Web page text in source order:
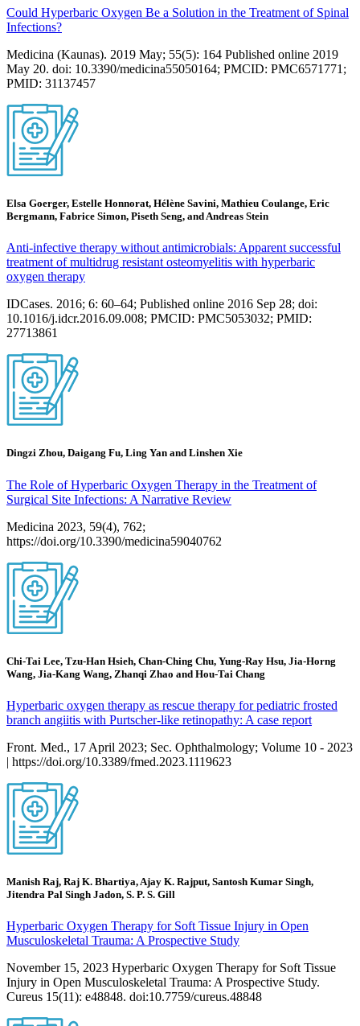
Could Hyperbaric Oxygen Be a Solution in the Treatment of Spinal
Infections?
Medicina (Kaunas). 2019 May; 55(5): 164 Published online 2019
May 20. doi: 10.3390/medicina55050164; PMCID: PMC6571771;
PMID: 31137457
Elsa Goerger, Estelle Honnorat, Hélène Savini, Mathieu Coulange, Eric
Bergmann, Fabrice Simon, Piseth Seng, and Andreas Stein
Anti-infective therapy without antimicrobials: Apparent successful
treatment of multidrug resistant osteomyelitis with hyperbaric
oxygen therapy
IDCases. 2016; 6: 60–64; Published online 2016 Sep 28; doi:
10.1016/j.idcr.2016.09.008; PMCID: PMC5053032; PMID:
27713861
Dingzi Zhou, Daigang Fu, Ling Yan and Linshen Xie
The Role of Hyperbaric Oxygen Therapy in the Treatment of
Surgical Site Infections: A Narrative Review
Medicina 2023, 59(4), 762;
https://doi.org/10.3390/medicina59040762
Chi-Tai Lee, Tzu-Han Hsieh, Chan-Ching Chu, Yung-Ray Hsu, Jia-Horng
Wang, Jia-Kang Wang, Zhanqi Zhao and Hou-Tai Chang
Hyperbaric oxygen therapy as rescue therapy for pediatric frosted
branch angiitis with Purtscher-like retinopathy: A case report
Front. Med., 17 April 2023; Sec. Ophthalmology; Volume 10 - 2023
| https://doi.org/10.3389/fmed.2023.1119623
Manish Raj, Raj K. Bhartiya, Ajay K. Rajput, Santosh Kumar Singh,
Jitendra Pal Singh Jadon, S. P. S. Gill
Hyperbaric Oxygen Therapy for Soft Tissue Injury in Open
Musculoskeletal Trauma: A Prospective Study
November 15, 2023 Hyperbaric Oxygen Therapy for Soft Tissue
Injury in Open Musculoskeletal Trauma: A Prospective Study.
Cureus 15(11): e48848. doi:10.7759/cureus.48848